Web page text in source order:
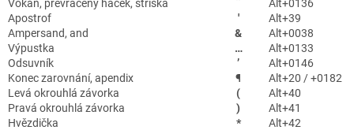
Vokáň, převrácený háček, stříška
ˆ
Alt+0136
Apostrof
'
Alt+39
Ampersand, and
&
Alt+0038
Výpustka
…
Alt+0133
Odsuvník
’
Alt+0146
Konec zarovnání, apendix
¶
Alt+20 / +0182
Levá okrouhlá závorka
(
Alt+40
Pravá okrouhlá závorka
)
Alt+41
Hvězdička
*
Alt+42